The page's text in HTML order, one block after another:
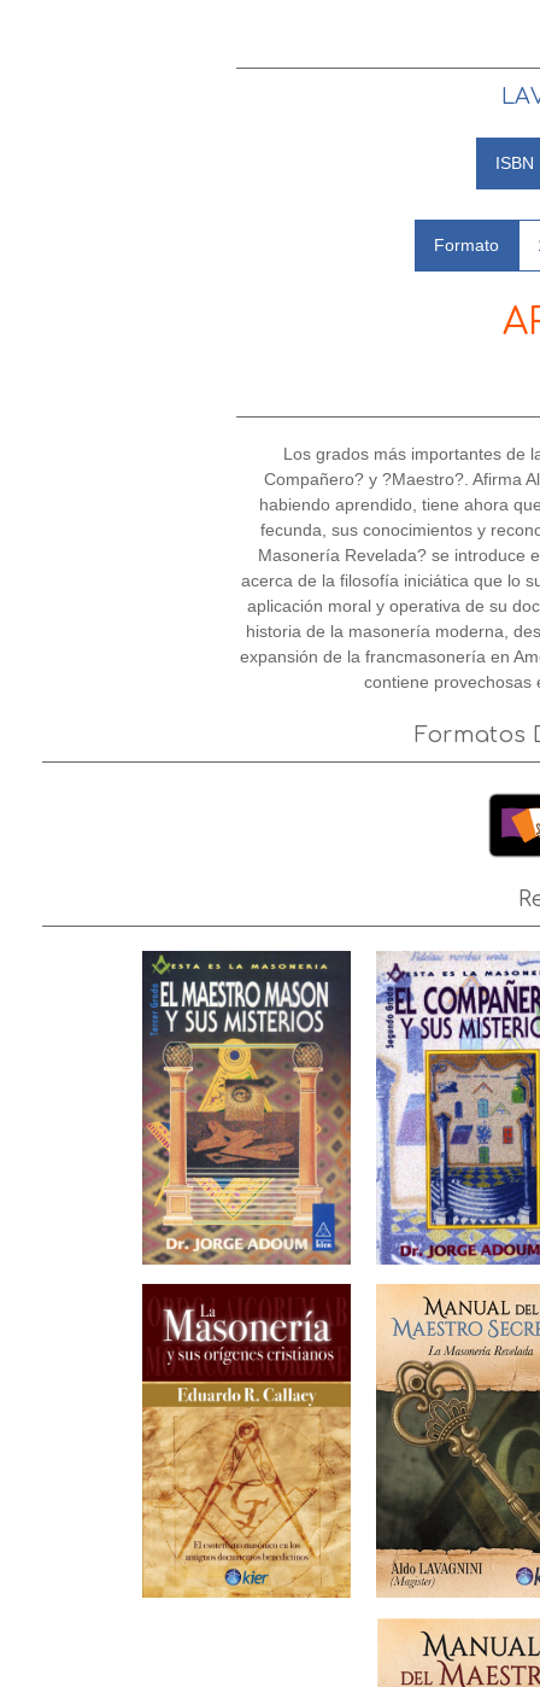
ISBN
Formato
Los grados más importantes de
Compañero? y ?Maestro?. Afirma
habiendo aprendido, tiene ahora
fecunda, sus conocimientos y
Masonería Revelada? se introduce
acerca de la filosofía iniciática que lo
aplicación moral y operativa de su
historia de la masonería moderna,
expansión de la francmasonería en
contiene provechosas
Formatos